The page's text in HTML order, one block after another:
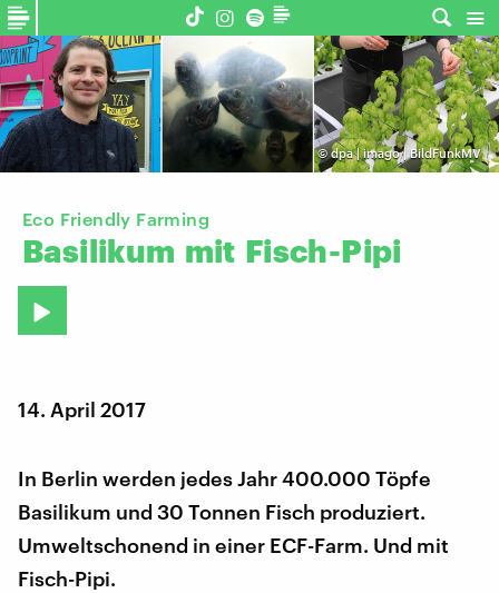
©dpa | imago | BildFunkMV
Eco Friendly Farming
Basilikum mit Fisch-Pipi
14. April 2017
In Berlin werden jedes Jahr 400.000 Töpfe
Basilikum und 30 Tonnen Fisch produziert.
Umweltschonend in einer ECF-Farm. Und mit
Fisch-Pipi.